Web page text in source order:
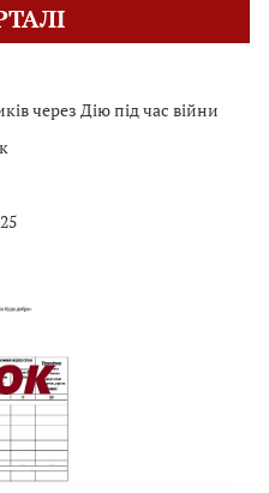
через Дію під час війни